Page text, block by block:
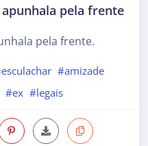
pela frente
pela frente.
#amizade
#ex #legais